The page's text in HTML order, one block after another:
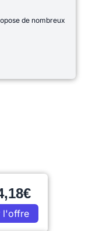
de nombreux
l'offre